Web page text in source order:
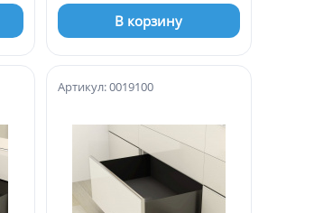
В корзину
Артикул: 0019100